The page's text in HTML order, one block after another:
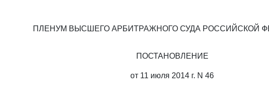
ПЛЕНУМ ВЫСШЕГО АРБИТРАЖНОГО СУДА РОССИЙСКОЙ
ПОСТАНОВЛЕНИЕ
от 11 июля 2014 г. N 46